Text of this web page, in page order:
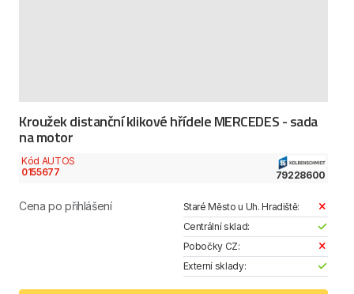
Kroužek distanční klikové hřídele MERCEDES - sada
na motor
Kód AUTOS
0155677
79228600
Cena po přihlášení
Staré Město u Uh. Hradiště:
Centrální sklad:
Pobočky CZ:
Externí sklady: